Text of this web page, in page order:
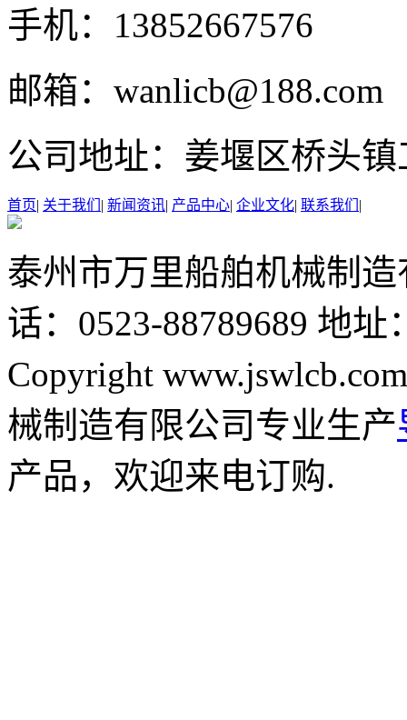
手机： 13852667576
邮箱： wanlicb@188.com
公司地址： 姜堰区桥头
首页| 关于我们 | 新闻资讯| 产品中心| 企业文化| 联系我们 |
泰州市万里船舶机械制
话：0523-88789689 地址
Copyright
械制造有限公司专业生产
产品，欢迎来电订购.